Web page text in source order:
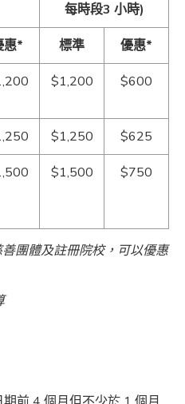
每時段3 小時)
惠* 標準 優惠*
$1,200 $600
$1,250 $625
$1,500 $750
團體及註冊院校，可以優惠